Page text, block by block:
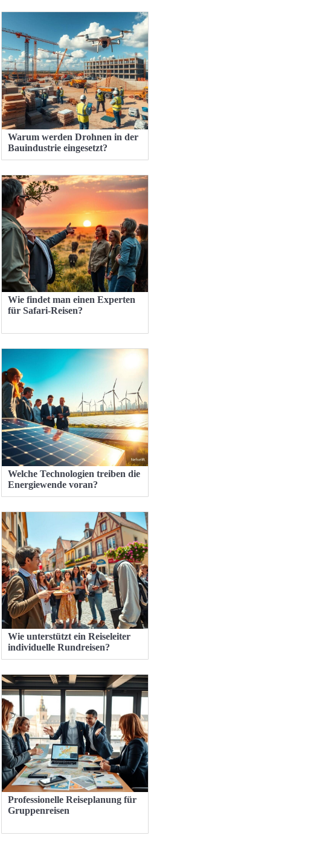
Warum werden Drohnen in der
Bauindustrie eingesetzt?
Wie findet man einen Experten
für Safari-Reisen?
Welche Technologien treiben die
Energiewende voran?
Wie unterstützt ein Reiseleiter
individuelle Rundreisen?
Professionelle Reiseplanung für
Gruppenreisen